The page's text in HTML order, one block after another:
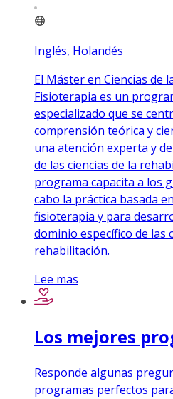
Inglés, Holandés
El Máster en Ciencias de
Fisioterapia es un
especializado que se
comprensión teórica y
una atención experta y
de las ciencias de la
programa capacita a los
cabo la práctica basada
fisioterapia y para
dominio específico de las
rehabilitación.
Lee mas
Los mejores
Responde algunas
programas perfectos